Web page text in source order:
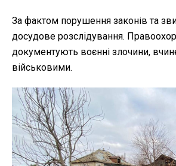
За фактом порушення законів та
досудове розслідування.
документують воєнні злочини,
військовими.